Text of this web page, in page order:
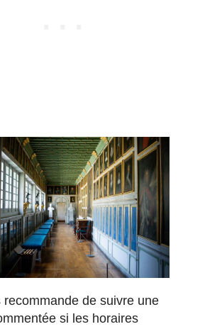
recommande de suivre une
si les horaires